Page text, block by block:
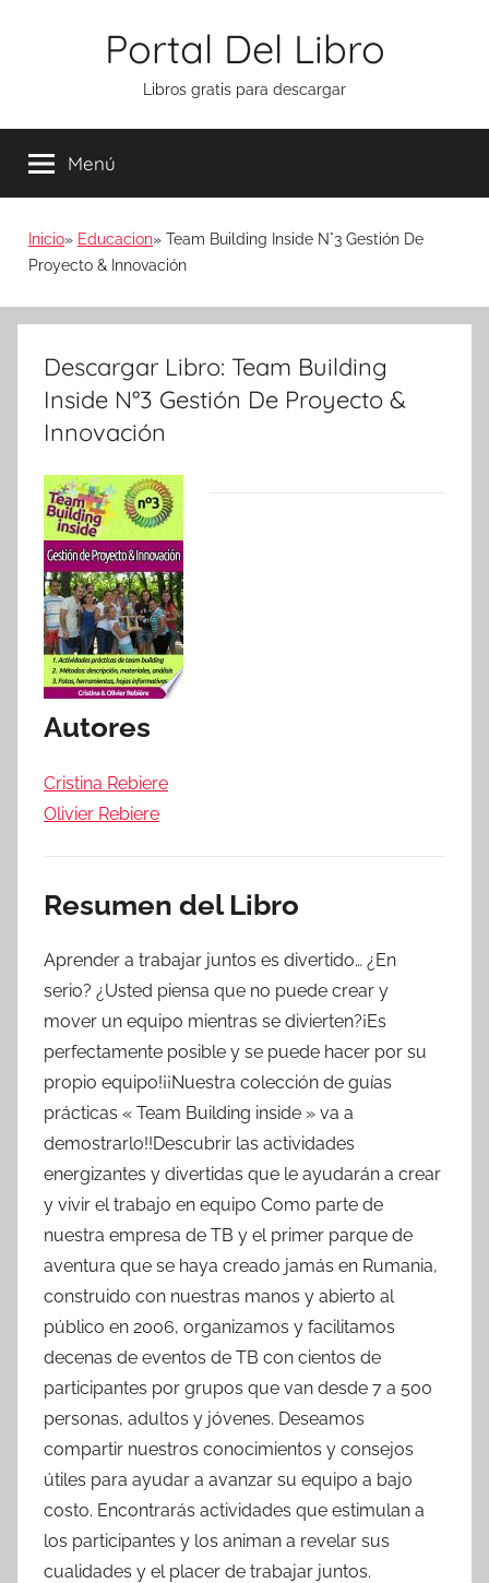
Portal Del Libro
Libros gratis para descargar
Menú
Inicio Educacion
Team Building Inside N°3 Gestión De
Proyecto & Innovación
Descargar Libro: Team Building
Inside N°3 Gestión De Proyecto &
Innovación
Autores
Cristina Rebiere
Olivier Rebiere
Resumen del Libro
Aprender a trabajar juntos es divertido… ¿En
serio? ¿Usted piensa que no puede crear y
mover un equipo mientras se divierten?¡Es
perfectamente posible y se puede hacer por su
propio equipo!¡¡Nuestra colección de guías
prácticas « Team Building inside » va a
demostrarlo!!Descubrir las actividades
energizantes y divertidas que le ayudarán a crear
y vivir el trabajo en equipo Como parte de
nuestra empresa de TB y el primer parque de
aventura que se haya creado jamás en Rumania,
construido con nuestras manos y abierto al
público en 2006, organizamos y facilitamos
decenas de eventos de TB con cientos de
participantes por grupos que van desde 7 a 500
personas, adultos y jóvenes. Deseamos
compartir nuestros conocimientos y consejos
útiles para ayudar a avanzar su equipo a bajo
costo. Encontrarás actividades que estimulan a
los participantes y los animan a revelar sus
cualidades y el placer de trabajar juntos.